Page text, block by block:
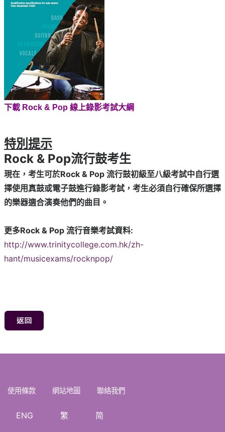
下載 Rock & Pop 線上錄影考試大綱
特別提示
Rock & Pop流行鼓考生
現在，考生可於Rock & Pop 流行鼓初級至八級考試中自行選
擇使用真鼓或電子鼓進行錄影考試，考生必須自行確保所選擇
的樂器適合演奏他們的曲目。
更多Rock & Pop 流行音樂考試資料:
http://www.trinitycollege.com.hk/zh-
hant/musicexams/rocknpop/
使用條款 網站地圖 聯絡我們
ENG 繁 简